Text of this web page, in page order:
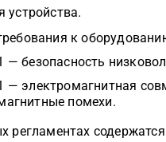
устройства.
к
— безопасность
— электромагнитная
помехи.
регламентах